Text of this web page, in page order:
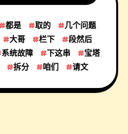
都是 取的
几个问题
大哥 栏下
段然后
系统故障 下这串
宝塔
拆分 咱们 请文